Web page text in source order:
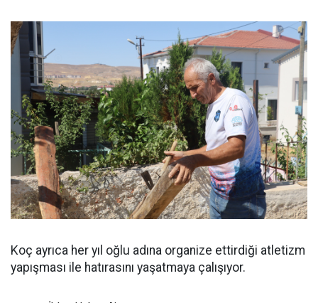
Koç ayrıca her yıl oğlu adına organize ettirdiği atletizm
yapışması ile hatırasını yaşatmaya çalışıyor.